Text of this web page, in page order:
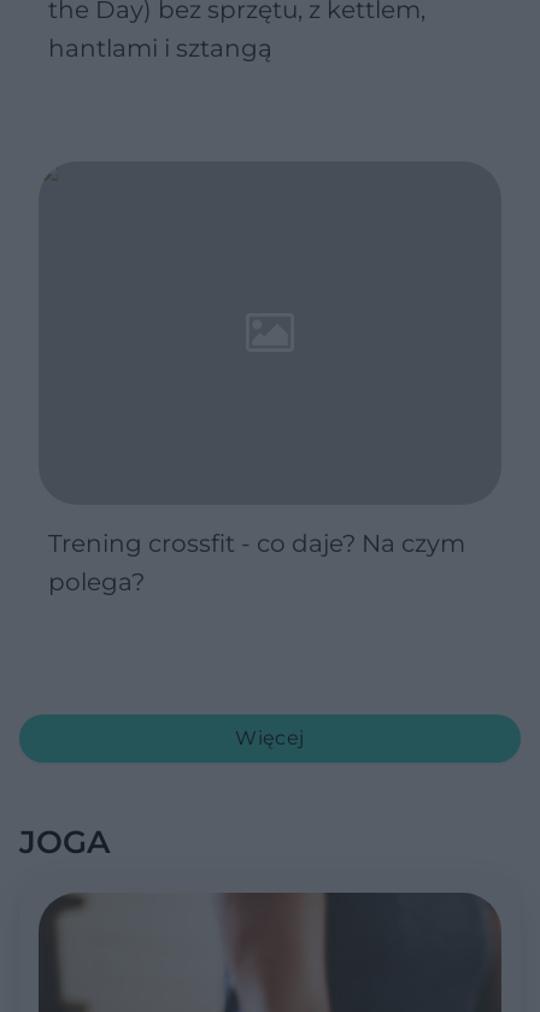
the Day) bez sprzętu, z kettlem,
hantlami i sztangą
Trening crossfit - co daje? Na czym
polega?
Więcej
JOGA